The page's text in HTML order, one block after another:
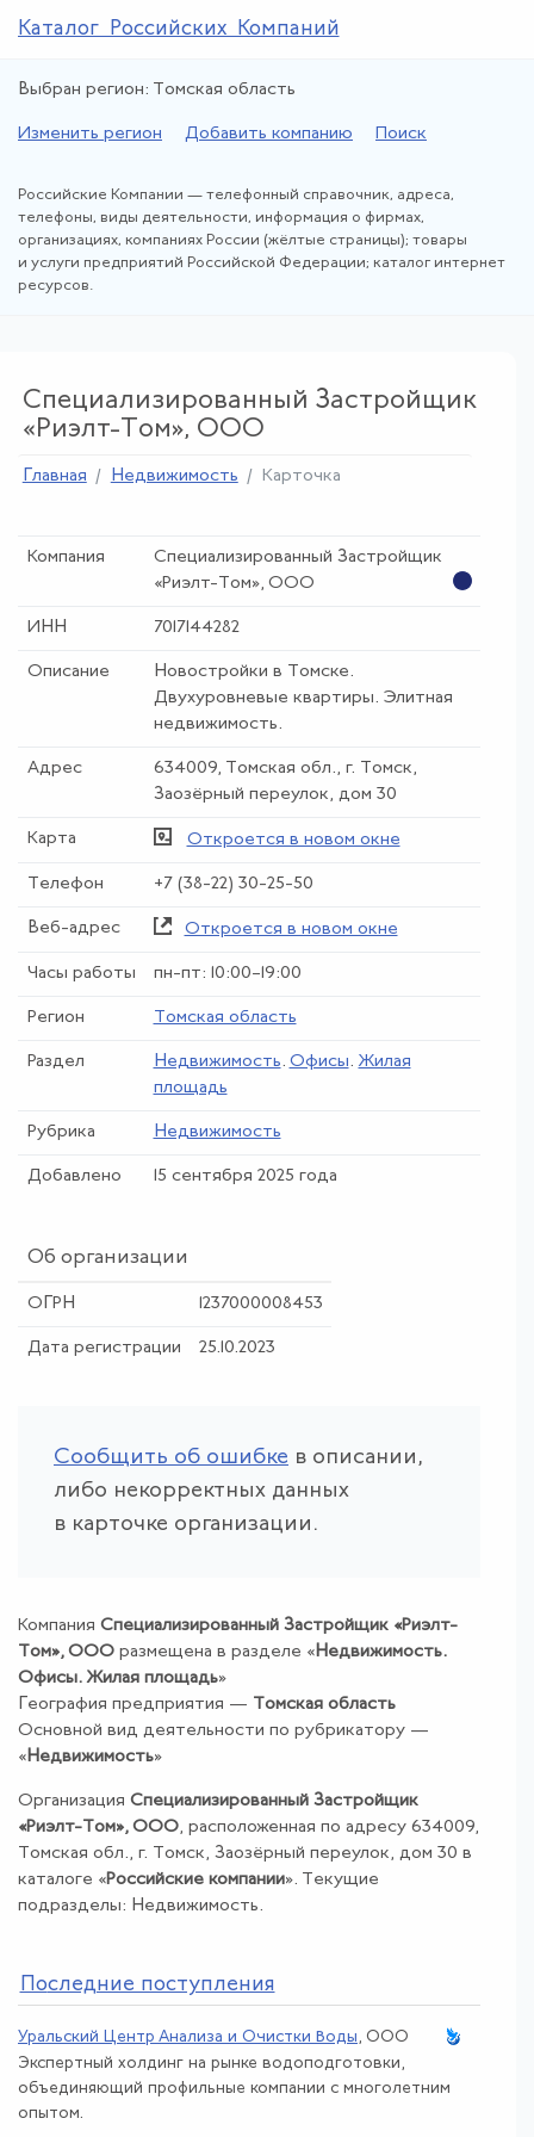
Каталог Российских Компаний
Выбран регион: Томская область
Изменить регион Добавить компанию Поиск
Российские Компании — телефонный справочник, адреса,
телефоны, виды деятельности, информация о фирмах,
организациях, компаниях России (жёлтые страницы); товары
и услуги предприятий Российской Федерации; каталог интернет
ресурсов.
Специализированный Застройщик
«Риэлт-Том», ООО
Главная Недвижимость Карточка
Компания
Специализированный Застройщик
«Риэлт-Том», ООО
ИНН 7017144282
Описание
Новостройки в Томске.
Двухуровневые квартиры. Элитная
недвижимость.
Адрес
634009, Томская обл., г. Томск,
Заозёрный переулок, дом 30
Карта Откроется в новом окне
Телефон +7 (38-22) 30-25-50
Веб-адрес Откроется в новом окне
Часы работы пн-пт: 10:00–19:00
Регион Томская область
Раздел Недвижимость. Офисы. Жилая
площадь
Рубрика Недвижимость
Добавлено 15 сентября 2025 года
Об организации
ОГРН 1237000008453
Дата регистрации 25.10.2023
Сообщить об ошибке в описании,
либо некорректных данных
в карточке организации.
Компания Специализированный Застройщик «Риэлт-
Том», ООО размещена в разделе « Недвижимость.
Офисы.Жилая площадь»
География предприятия — Томская область
Основной вид деятельности по рубрикатору —
« Недвижимость»
Организация Специализированный Застройщик
«Риэлт-Том», ООО, расположенная по адресу 634009,
Томская обл., г. Томск, Заозёрный переулок, дом 30 в
каталоге «Российские компании». Текущие
подразделы: Недвижимость.
Последние поступления
Уральский Центр Анализа и Очистки Воды , ООО
Экспертный холдинг на рынке водоподготовки,
объединяющий профильные компании с многолетним
опытом.